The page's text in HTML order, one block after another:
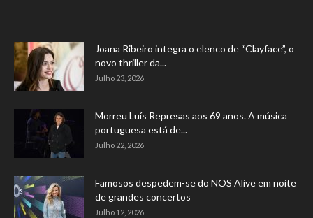
Joana Ribeiro integra o elenco de “Clayface”, o
novo thriller da...
Julho 23, 2026
Morreu Luís Represas aos 69 anos. A música
portuguesa está de...
Julho 22, 2026
Famosos despedem-se do NOS Alive em noite
de grandes concertos
Julho 12, 2026